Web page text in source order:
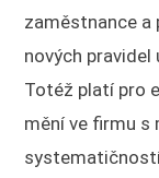
zaměstnance a
nových pravidel
Totéž platí pro
mění ve firmu s
systematičností